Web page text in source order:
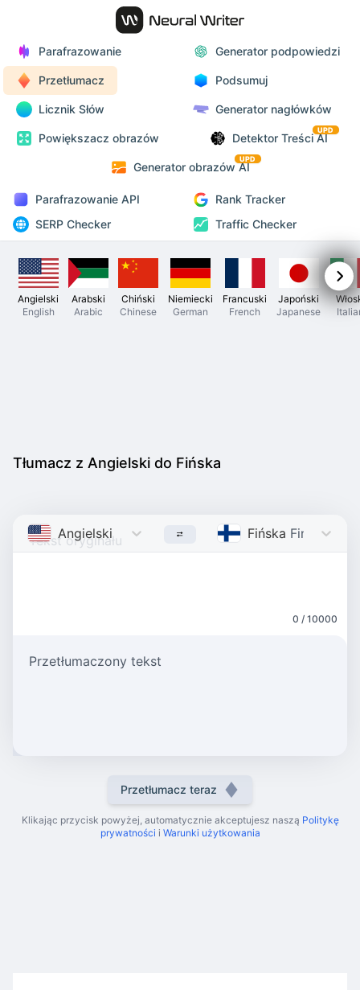
Parafrazowanie Generator podpowiedzi
Przetłumacz Podsumuj
Licznik Słów Generator nagłówków
Powiększacz obrazów Detektor Treści AI
UPD
Generator obrazów AI
UPD
Parafrazowanie API
Rank Tracker
SERP Checker
Traffic Checker
Angielski
English
Arabski
Arabic
Chiński
Chinese
Niemiecki
German
Francuski
French
Japoński
Japanese
Tłumacz z Angielski do Fińska
Angielski English Fińska Finnish
0 / 10000
Przetłumaczony tekst
Przetłumacz teraz
Klikając przycisk powyżej, automatycznie akceptujesz naszą Politykę
prywatności i Warunki użytkowania